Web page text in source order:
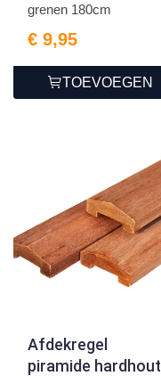
grenen 180cm
€ 9,95
TOEVOEGEN
Afdekregel
piramide hardhout